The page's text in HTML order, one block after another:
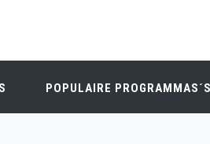
POPULAIRE PROGRAMMAS´S